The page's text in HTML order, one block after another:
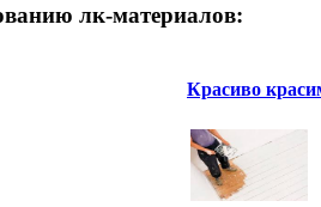
лк-материалов:
Красиво